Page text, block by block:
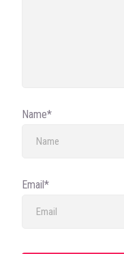
Name*
Email*